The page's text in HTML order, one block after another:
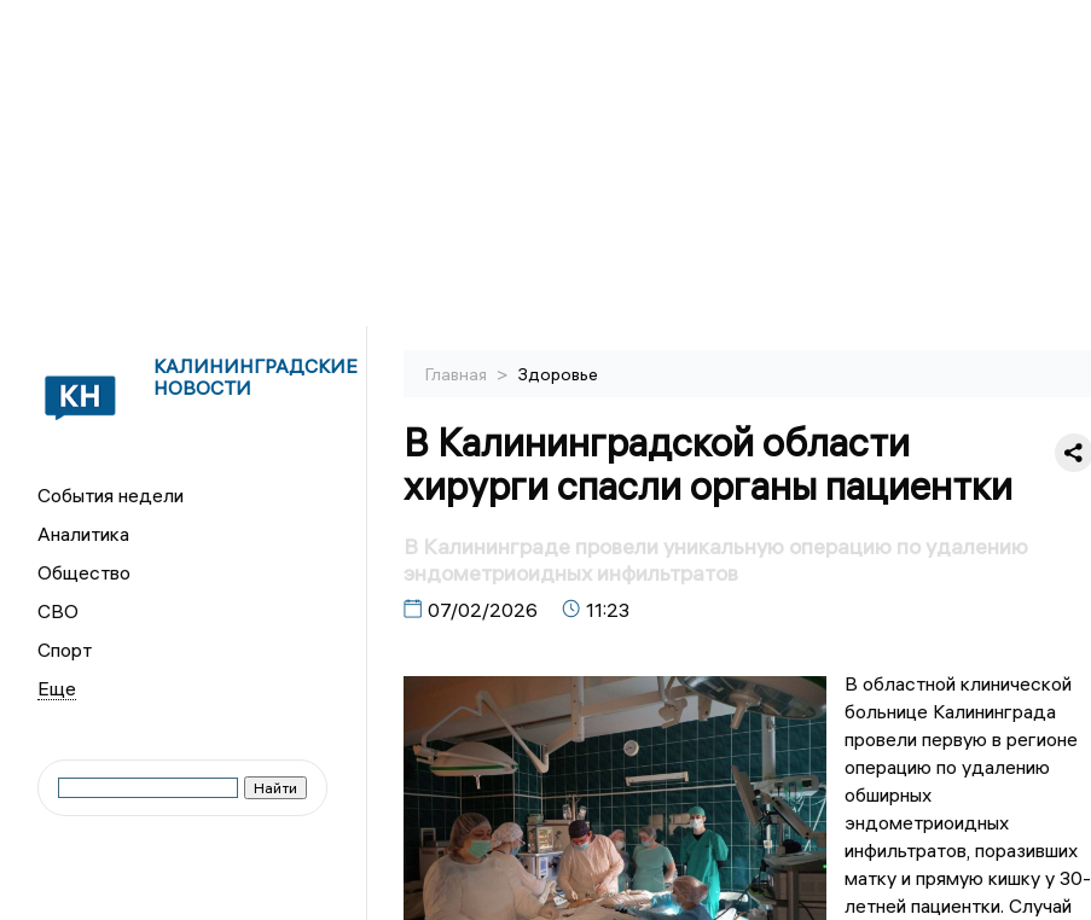
КАЛИНИНГРАДСКИЕ
НОВОСТИ
События недели
Аналитика
Общество
СВО
Спорт
Главная > Здоровье
В Калининградской области
хирурги спасли органы пациентки
В Калининграде провели уникальную операцию по удалению
эндометриоидных инфильтратов
07/02/2026 11:23
В областной клинической
больнице Калининграда
провели первую в регионе
операцию по удалению
обширных
эндометриоидных
инфильтратов, поразивших
матку и прямую кишку у 30-
летней пациентки. Случай